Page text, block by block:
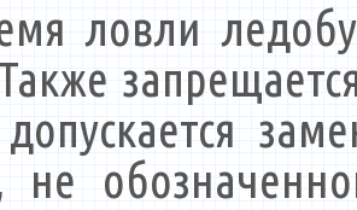
ловли
допускается
не